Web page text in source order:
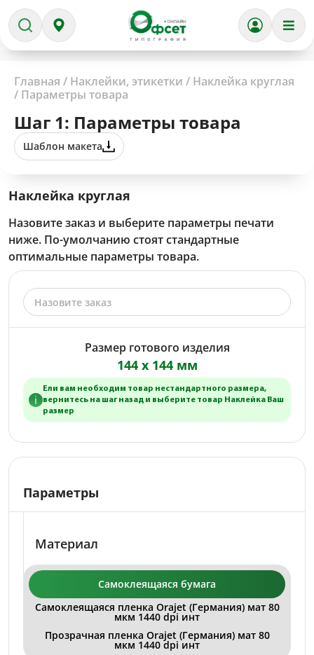
Главная / Наклейки, этикетки / Наклейка круглая
/ Параметры товара
Шаг 1: Параметры товара
Шаблон макета
Наклейка круглая
Назовите заказ и выберите параметры печати
ниже. По-умолчанию стоят стандартные
оптимальные параметры товара.
Размер готового изделия
144 x 144 мм
Ели вам необходим товар нестандартного размера,
вернитесь на шаг назад и выберите товар Наклейка Ваш
размер
Параметры
Материал
Самоклеящаяся бумага
Самоклеящаяся пленка Orajet (Германия) мат 80
мкм 1440 dpi инт
Прозрачная пленка Orajet (Германия) мат 80
мкм 1440 dpi инт